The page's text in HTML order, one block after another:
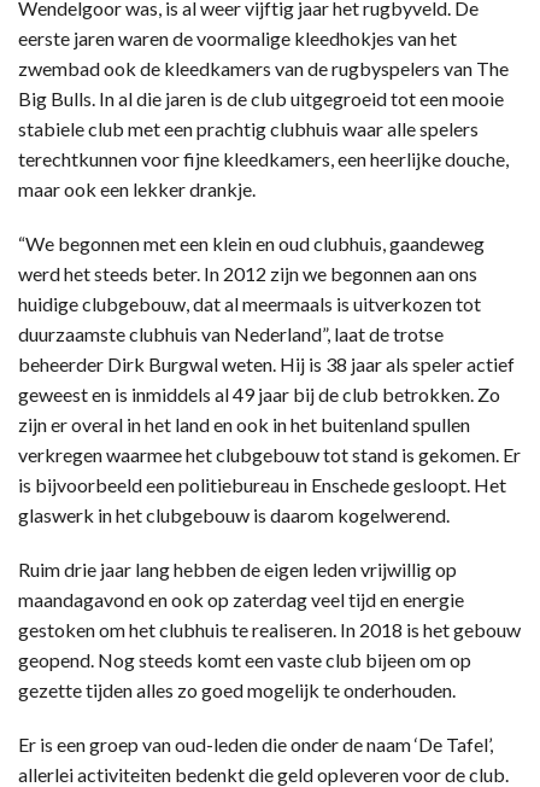
Wendelgoor was, is al weer vijftig jaar het rugbyveld. De
eerste jaren waren de voormalige kleedhokjes van het
zwembad ook de kleedkamers van de rugbyspelers van The
Big Bulls. In al die jaren is de club uitgegroeid tot een mooie
stabiele club met een prachtig clubhuis waar alle spelers
terechtkunnen voor fijne kleedkamers, een heerlijke douche,
maar ook een lekker drankje.
“We begonnen met een klein en oud clubhuis, gaandeweg
werd het steeds beter. In 2012 zijn we begonnen aan ons
huidige clubgebouw, dat al meermaals is uitverkozen tot
duurzaamste clubhuis van Nederland”, laat de trotse
beheerder Dirk Burgwal weten. Hij is 38 jaar als speler actief
geweest en is inmiddels al 49 jaar bij de club betrokken. Zo
zijn er overal in het land en ook in het buitenland spullen
verkregen waarmee het clubgebouw tot stand is gekomen. Er
is bijvoorbeeld een politiebureau in Enschede gesloopt. Het
glaswerk in het clubgebouw is daarom kogelwerend.
Ruim drie jaar lang hebben de eigen leden vrijwillig op
maandagavond en ook op zaterdag veel tijd en energie
gestoken om het clubhuis te realiseren. In 2018 is het gebouw
geopend. Nog steeds komt een vaste club bijeen om op
gezette tijden alles zo goed mogelijk te onderhouden.
Er is een groep van oud-leden die onder de naam ‘De Tafel’,
allerlei activiteiten bedenkt die geld opleveren voor de club.